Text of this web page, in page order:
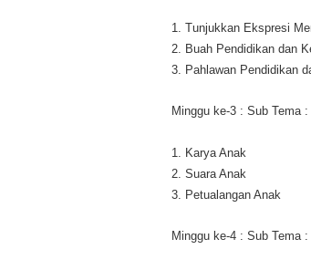
1. Tunjukkan Ekspresi
2. Buah Pendidikan dan
3. Pahlawan Pendidikan
Minggu ke-3 : Sub Tema :
1. Karya Anak
2. Suara Anak
3. Petualangan Anak
Minggu ke-4 : Sub Tema :